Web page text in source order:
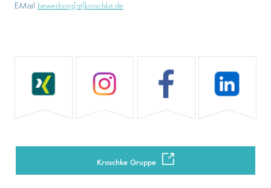
E-Mail bewerbung[at]kroschke.de
Kroschke Gruppe